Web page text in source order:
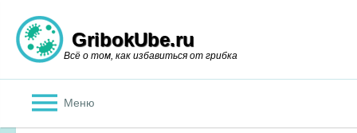
GribokUbe.ru
Всё о том, как избавиться от грибка
Меню